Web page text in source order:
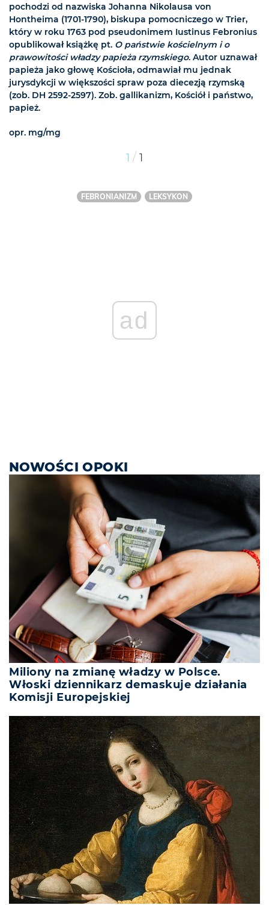
pochodzi od nazwiska Johanna Nikolausa von
Hontheima (1701-1790), biskupa pomocniczego w Trier,
który w roku 1763 pod pseudonimem Iustinus Febronius
opublikował książkę pt. O państwie kościelnym i o
prawowitości władzy papieża rzymskiego. Autor uznawał
papieża jako głowę Kościoła, odmawiał mu jednak
jurysdykcji w większości spraw poza diecezją rzymską
(zob. DH 2592-2597). Zob. gallikanizm, Kościół i państwo,
papież.
opr. mg/mg
1 / 1
FEBRONIANIZM LEKSYKON
ad
NOWOŚCI OPOKI
Miliony na zmianę władzy w Polsce.
Włoski dziennikarz demaskuje działania
Komisji Europejskiej